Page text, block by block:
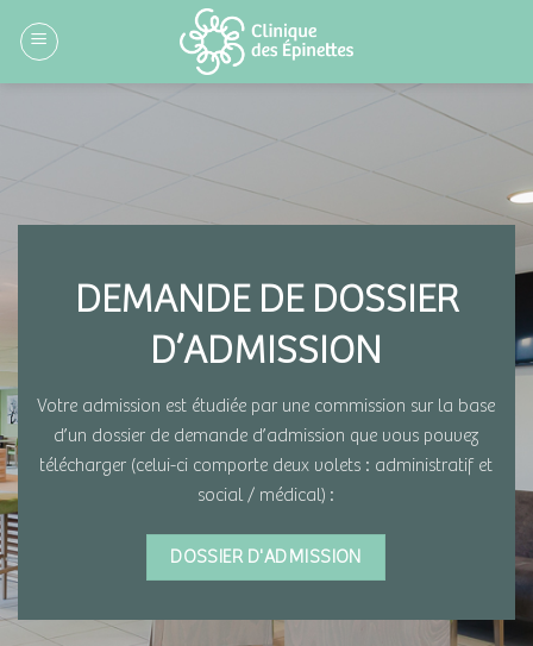
DEMANDE DE DOSSIER
D’ADMISSION
Votre admission est étudiée par une commission sur la base
d’un dossier de demande d’admission que vous pouvez
télécharger (celui-ci comporte deux volets : administratif et
social / médical) :
DOSSIER D'ADMISSION